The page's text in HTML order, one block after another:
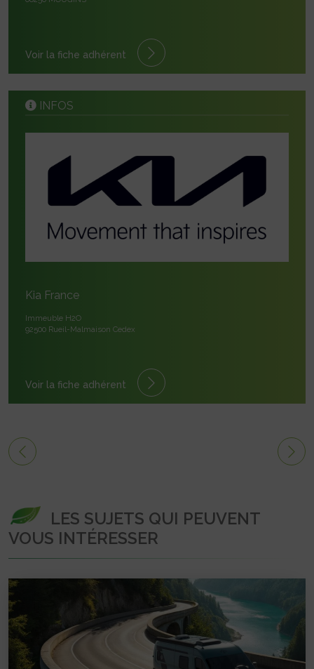
Voir la fiche adhérent
INFOS
Kia France
Immeuble H2O
92500 Rueil-Malmaison Cedex
Voir la fiche adhérent
LES SUJETS QUI PEUVENT
VOUS INTÉRESSER